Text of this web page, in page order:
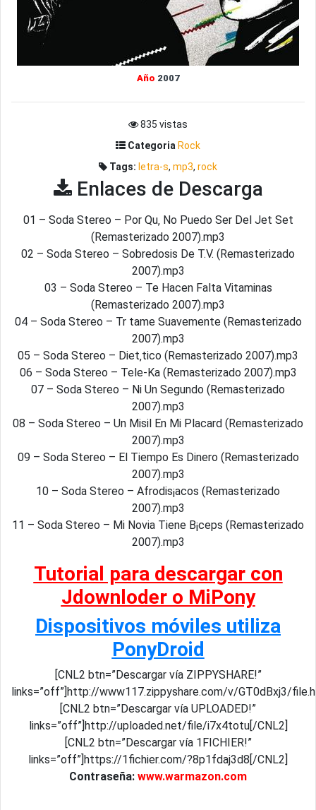
Año 2007
835 vistas
Categoria Rock
Tags: letra-s, mp3, rock
Enlaces de Descarga
01 – Soda Stereo – Por Qu‚ No Puedo Ser Del Jet Set
(Remasterizado 2007).mp3
02 – Soda Stereo – Sobredosis De T.V. (Remasterizado
2007).mp3
03 – Soda Stereo – Te Hacen Falta Vitaminas
(Remasterizado 2007).mp3
04 – Soda Stereo – Tr tame Suavemente (Remasterizado
2007).mp3
05 – Soda Stereo – Diet‚tico (Remasterizado 2007).mp3
06 – Soda Stereo – Tele-Ka (Remasterizado 2007).mp3
07 – Soda Stereo – Ni Un Segundo (Remasterizado
2007).mp3
08 – Soda Stereo – Un Misil En Mi Placard (Remasterizado
2007).mp3
09 – Soda Stereo – El Tiempo Es Dinero (Remasterizado
2007).mp3
10 – Soda Stereo – Afrodis¡acos (Remasterizado
2007).mp3
11 – Soda Stereo – Mi Novia Tiene B¡ceps (Remasterizado
2007).mp3
Tutorial para descargar con
Jdownloder o MiPony
Dispositivos móviles utiliza
PonyDroid
[CNL2 btn=”Descargar vía ZIPPYSHARE!”
links=”off”]http://www117.zippyshare.com/v/GT0dBxj3/
[CNL2 btn=”Descargar vía UPLOADED!”
links=”off”]http://uploaded.net/file/i7x4totu[/CNL2]
[CNL2 btn=”Descargar vía 1FICHIER!”
links=”off”]https://1fichier.com/?8p1fdaj3d8[/CNL2]
Contraseña: www.warmazon.com